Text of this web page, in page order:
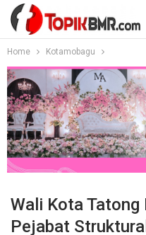
Home Kotamobagu
Wali Kota
Pejabat Struktural